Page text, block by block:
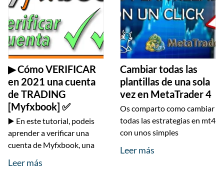
▶ Cómo VERIFICAR
en 2021 una cuenta
de TRADING
[Myfxbook] ✅
▶️ En este tutorial, podeis
aprender a verificar una
cuenta de Myfxbook, una
Leer más
Cambiar todas las
plantillas de una sola
vez en MetaTrader 4
Os comparto como cambiar
todas las estrategias en mt4
con unos simples
Leer más